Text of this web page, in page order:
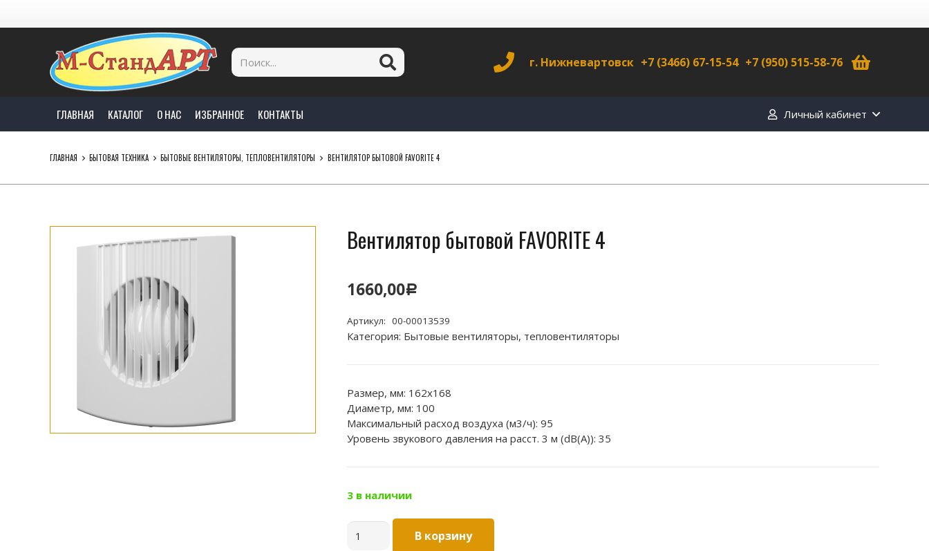
г. Нижневартовск +7 (3466) 67-15-54 +7 (950) 515-58-76
ГЛАВНАЯ КАТАЛОГ О НАС ИЗБРАННОЕ КОНТАКТЫ Личный кабинет
ГЛАВНАЯ БЫТОВАЯ ТЕХНИКА БЫТОВЫЕ ВЕНТИЛЯТОРЫ, ТЕПЛОВЕНТИЛЯТОРЫ ВЕНТИЛЯТОР БЫТОВОЙ FAVORITE 4
Вентилятор бытовой FAVORITE 4
1660,00Р
Артикул: 00-00013539
Категория: Бытовые вентиляторы, тепловентиляторы
Размер, мм: 162х168
Диаметр, мм: 100
Максимальный расход воздуха (м3/ч): 95
Уровень звукового давления на расст. 3 м (dB(A)): 35
3 в наличии
товара
В корзину